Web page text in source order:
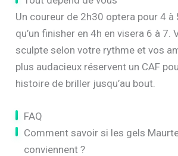
Un coureur de 2h30 optera pour 4 à
qu’un finisher en 4h en visera 6 à 7.
sculpte selon votre rythme et vos
plus audacieux réservent un CAF
histoire de briller jusqu’au bout.
FAQ
Comment savoir si les gels
conviennent ?